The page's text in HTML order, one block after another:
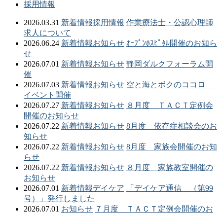
採用情報
2026.03.31 新着情報採用情報 作業療法士・公認心理師
求人について
2026.06.24 新着情報お知らせ ｵｰﾌﾟﾝﾎｽﾋﾟﾀﾙ開催のお知ら
せ
2026.07.01 新着情報お知らせ 静岡ダルクフォーラム開
催
2026.07.03 新着情報お知らせ 空と海とボクのココロ
イベント開催
2026.07.27 新着情報お知らせ ８月度 ＴＡＣＴ定例会
開催のお知らせ
2026.07.22 新着情報お知らせ 8月度 依存症相談会のお
知らせ
2026.07.22 新着情報お知らせ 8月度 家族会開催のお知
らせ
2026.07.22 新着情報お知らせ ８月度 家族教室開催の
お知らせ
2026.07.01 新着情報デイケア
「デイケア通信 （第99
号）」発行しました
2026.07.01 お知らせ ７月度 ＴＡＣＴ定例会開催のお